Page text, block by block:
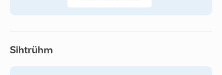
Sihtrühm